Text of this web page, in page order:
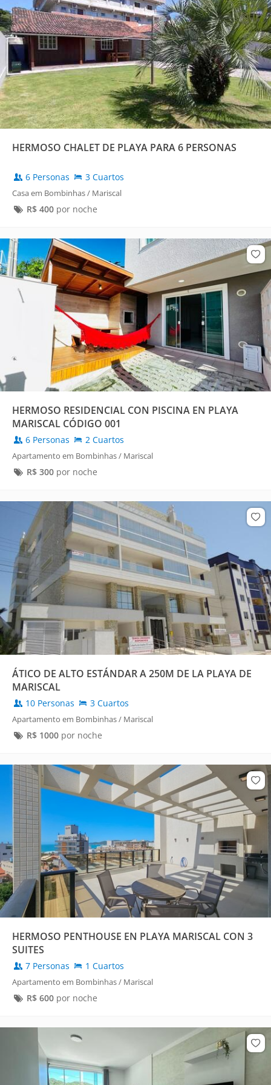
HERMOSO CHALET DE PLAYA PARA 6 PERSONAS
6 Personas 3 Cuartos
Casa em Bombinhas / Mariscal
R$ 400por noche
HERMOSO RESIDENCIAL CON PISCINA EN PLAYA
MARISCAL CÓDIGO 001
6 Personas 2 Cuartos
Apartamento em Bombinhas / Mariscal
R$ 300por noche
ÁTICO DE ALTO ESTÁNDAR A 250M DE LA PLAYA DE
MARISCAL
10 Personas 3 Cuartos
Apartamento em Bombinhas / Mariscal
R$ 1000por noche
HERMOSO PENTHOUSE EN PLAYA MARISCAL CON 3
SUITES
7 Personas 1 Cuartos
Apartamento em Bombinhas / Mariscal
R$ 600por noche